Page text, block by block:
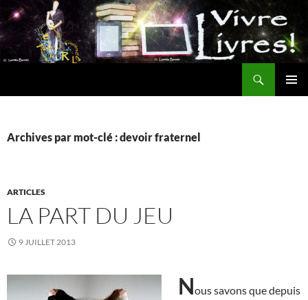
Aller
au
contenu
Archives par mot-clé : devoir fraternel
ARTICLES
LA PART DU JEU
9 JUILLET 2013
Nous savons que depuis